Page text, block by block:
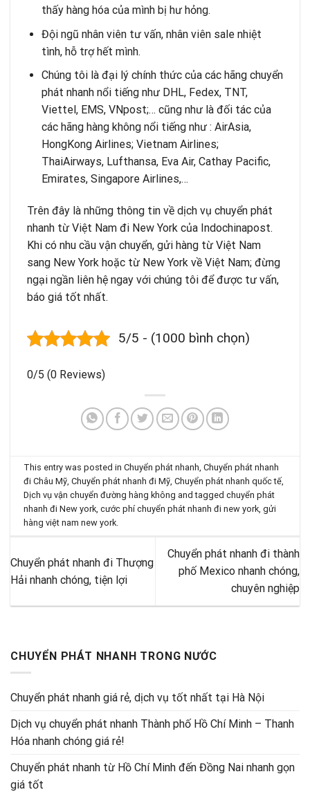
thấy hàng hóa của mình bị hư hỏng.
Đội ngũ nhân viên tư vấn, nhân viên sale nhiệt
tình, hỗ trợ hết mình.
Chúng tôi là đại lý chính thức của các hãng chuyển
phát nhanh nổi tiếng như DHL, Fedex, TNT,
Viettel, EMS, VNpost;… cũng như là đối tác của
các hãng hàng không nổi tiếng như : AirAsia,
HongKong Airlines; Vietnam Airlines;
ThaiAirways, Lufthansa, Eva Air, Cathay Pacific,
Emirates, Singapore Airlines,…
Trên đây là những thông tin về dịch vụ chuyển phát
nhanh từ Việt Nam đi New York của Indochinapost.
Khi có nhu cầu vận chuyển, gửi hàng từ Việt Nam
sang New York hoặc từ New York về Việt Nam; đừng
ngại ngần liên hệ ngay với chúng tôi để được tư vấn,
báo giá tốt nhất.
5/5 - (1000 bình chọn)
0/5 (0 Reviews)
This entry was posted inChuyển phát nhanh,Chuyển phát nhanh
đi Châu Mỹ,Chuyển phát nhanh đi Mỹ,Chuyển phát nhanh quốc tế,
Dịch vụ vận chuyển đường hàng không and taggedchuyển phát
nhanh đi New york,cước phí chuyển phát nhanh đi new york,gửi
hàng việt nam new york.
Chuyển phát nhanh đi Thượng
Hải nhanh chóng, tiện lợi
Chuyển phát nhanh đi thành
phố Mexico nhanh chóng,
chuyên nghiệp
CHUYỂN PHÁT NHANH TRONG NƯỚC
Chuyển phát nhanh giá rẻ, dịch vụ tốt nhất tại Hà Nội
Dịch vụ chuyển phát nhanh Thành phố Hồ Chí Minh – Thanh
Hóa nhanh chóng giá rẻ!
Chuyển phát nhanh từ Hồ Chí Minh đến Đồng Nai nhanh gọn
giá tốt